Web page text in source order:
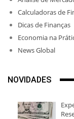
Calculadoras de
Dicas de Finanças
Economia na
News Global
NOVIDADES